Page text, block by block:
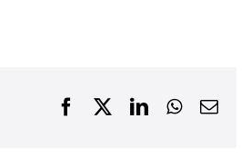
FacebookLinkedInWhatsApp
E-